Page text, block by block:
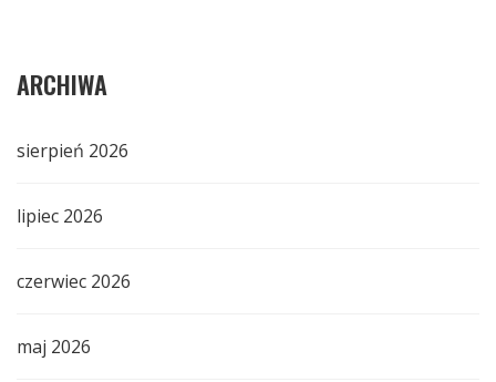
ARCHIWA
sierpień 2026
lipiec 2026
czerwiec 2026
maj 2026